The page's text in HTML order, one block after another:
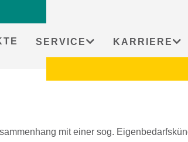
SERVICE KARRIERE
mit einer sog.